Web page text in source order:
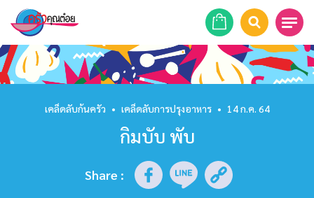
หน้าแรก
สูตรอาหาร
รายการย้อนหลัง
เคล็ดลับก้นครัว • เคล็ดลับการปรุงอาหาร • 14 ก.ค. 64
กิมบับ พับ
Share :